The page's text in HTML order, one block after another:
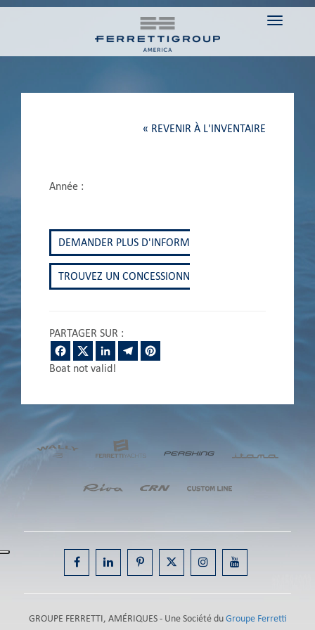
Toggle
« REVENIR À L'INVENTAIRE
Année :
DEMANDER PLUS D'INFORMATIONS
TROUVEZ UN CONCESSIONNAIRE
PARTAGER SUR :
FacebookTwitterLinkedInTelegram
Boat not valid!
GROUPE FERRETTI, AMÉRIQUES - Une Société duGroupe Ferretti